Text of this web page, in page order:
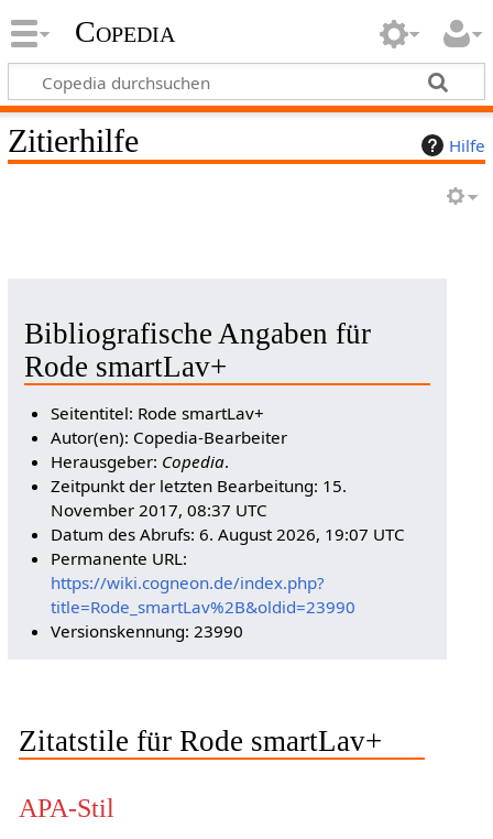
Copedia
Hilfe
Zitierhilfe
Bibliografische Angaben für
Rode smartLav+
Seitentitel: Rode smartLav+
Autor(en): Copedia-Bearbeiter
Herausgeber: Copedia.
Zeitpunkt der letzten Bearbeitung: 15.
November 2017, 08:37 UTC
Datum des Abrufs: 6. August 2026, 19:07 UTC
Permanente URL:
https://wiki.cogneon.de/index.php?
title=Rode_smartLav%2B&oldid=23990
Versionskennung: 23990
Zitatstile für Rode smartLav+
APA-Stil